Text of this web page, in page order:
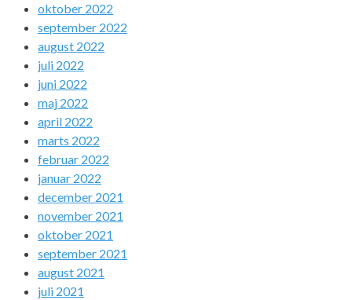
oktober 2022
september 2022
august 2022
juli 2022
juni 2022
maj 2022
april 2022
marts 2022
februar 2022
januar 2022
december 2021
november 2021
oktober 2021
september 2021
august 2021
juli 2021